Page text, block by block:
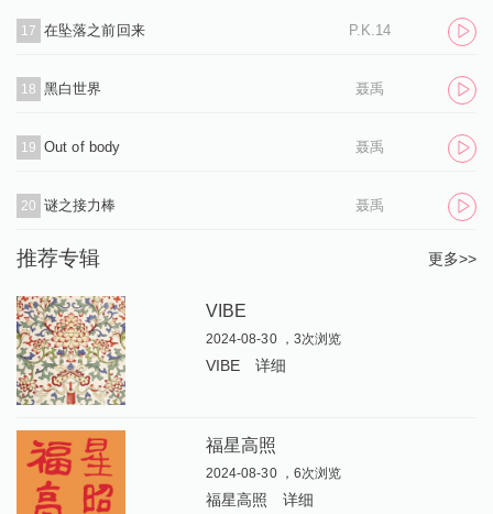
17 在坠落之前回来 P.K.14
18 黑白世界 聂禹
19 Out of body 聂禹
20 谜之接力棒 聂禹
推荐专辑 更多>>
VIBE
2024-08-30 ，3次浏览
VIBE 详细
福星高照
2024-08-30 ，6次浏览
福星高照 详细